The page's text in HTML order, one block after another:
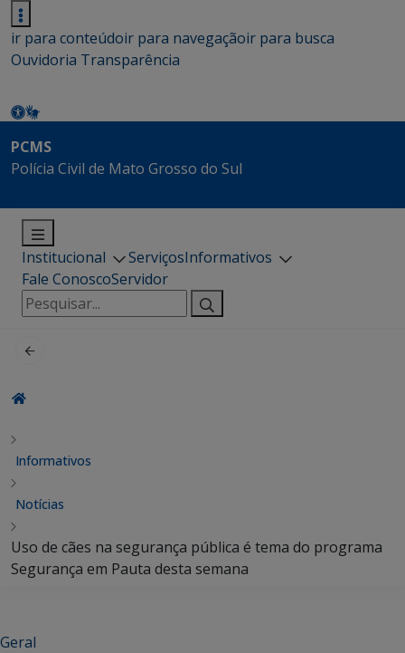
ir para conteúdoir para navegaçãoir para busca
Ouvidoria Transparência
PCMS
Polícia Civil de Mato Grosso do Sul
Institucional ServiçosInformativos
Fale ConoscoServidor
Pesquisar
por:
Informativos
Notícias
Uso de cães na segurança pública é tema do programa
Segurança em Pauta desta semana
Geral